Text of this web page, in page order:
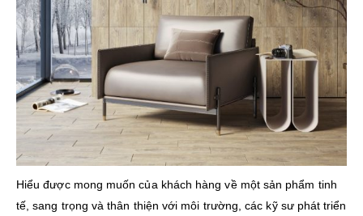
Hiểu được mong muốn của khách hàng về một sản phẩm tinh
tế, sang trọng và thân thiện với môi trường, các kỹ sư phát triển